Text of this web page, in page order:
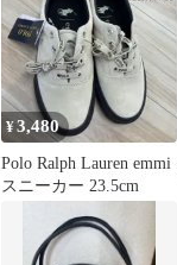
¥3,480
Polo Ralph Lauren emmi
スニーカー 23.5cm